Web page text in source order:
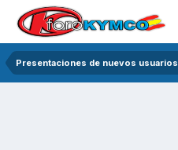
Presentaciones de nuevos usuarios